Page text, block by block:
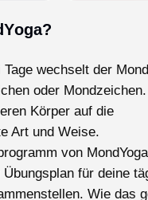
wechselt der
oder
Körper auf die
Art und Weise.
von
für deine
Wie das